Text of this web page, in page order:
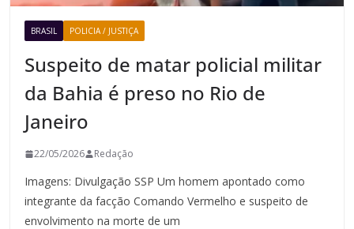
BRASIL POLICIA / JUSTIÇA
Suspeito de matar policial militar
da Bahia é preso no Rio de
Janeiro
22/05/2026 Redação
Imagens: Divulgação SSP Um homem apontado como
integrante da facção Comando Vermelho e suspeito de
envolvimento na morte de um